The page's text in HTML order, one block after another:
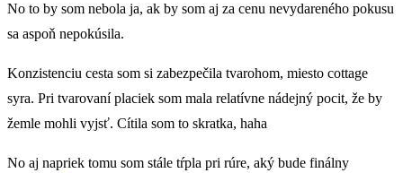
No to by som nebola ja, ak by som aj za cenu nevydareného pokusu
sa aspoň nepokúsila.
Konzistenciu cesta som si zabezpečila tvarohom, miesto cottage
syra. Pri tvarovaní placiek som mala relatívne nádejný pocit, že by
žemle mohli vyjsť. Cítila som to skratka, haha
No aj napriek tomu som stále tŕpla pri rúre, aký bude finálny